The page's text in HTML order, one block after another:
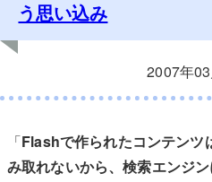
う思い込み
2007年
「Flashで作られたコンテン
み取れないから、検索エンジ